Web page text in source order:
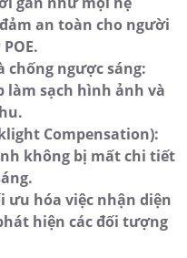
an toàn cho người
chống ngược sáng:
làm sạch hình ảnh và
Compensation):
không bị mất chi tiết
ưu hóa việc nhận diện
hiện các đối tượng